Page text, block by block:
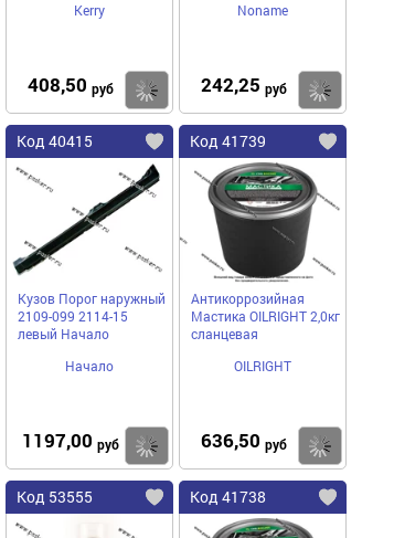
Kerry
408,50 руб Купить
Noname
242,25 руб
Код 40415
Кузов Порог наружный
2109-099 2114-15
левый Начало
Начало
1197,00 руб Купить
Код 41739
Антикоррозийная
Мастика ОILRIGHT 2,0кг
сланцевая
OILRIGHT
636,50 руб
Код 53555 Код 41738